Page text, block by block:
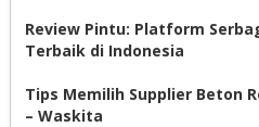
Review Pintu: Platform
Terbaik di Indonesia
Tips Memilih Supplier Beton
– Waskita